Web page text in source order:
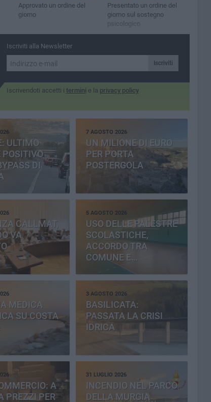
Approvato un ordine del
giorno
Presentato un ordine del
giorno sul sostegno
psicologico
Iscriviti alla Newsletter
Iscriviti
Iscrivendoti accetti i termini e la privacy policy
ULTIMO
POSITIVO
DI
7 AGOSTO 2026
UN MILIONE DI EURO
PER PORTA
POSTERGOLA
CALLMAT,
VA
5 AGOSTO 2026
USO DELLE PALESTRE
SCOLASTICHE,
ACCORDO TRA
COMUNE E
PROVINCIA
MEDICA
SU COSTA
3 AGOSTO 2026
BASILICATA:
PASSATA LA CRISI
IDRICA
A
PREZZI PER
31 LUGLIO 2026
INCENDIO NEL PARCO
DELLA MURGIA